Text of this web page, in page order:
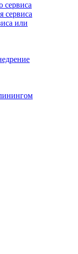
сервиса
сервиса
или